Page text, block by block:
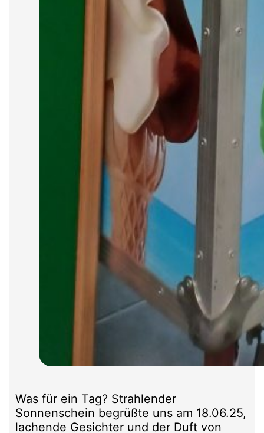
Was für ein Tag? Strahlender
Sonnenschein begrüßte uns am 18.06.25,
lachende Gesichter und der Duft von